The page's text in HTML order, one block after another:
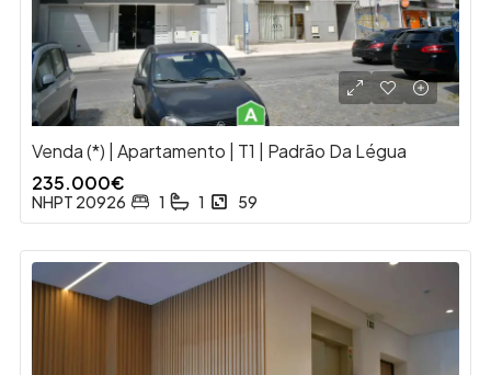
Venda (*) | Apartamento | T1 | Padrão Da Légua
235.000€
NHPT 20926 1 1 59